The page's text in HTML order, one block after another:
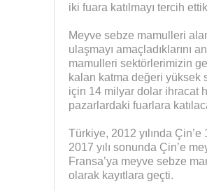
iki fuara katılmayı tercih
Meyve sebze mamulleri
ulaşmayı amaçladıklarını
mamulleri sektörlerimizin
kalan katma değeri yüksek
için 14 milyar dolar ihracat
pazarlardaki fuarlara
Türkiye, 2012 yılında
2017 yılı sonunda Çin’e
Fransa’ya meyve sebze
olarak kayıtlara geçti.